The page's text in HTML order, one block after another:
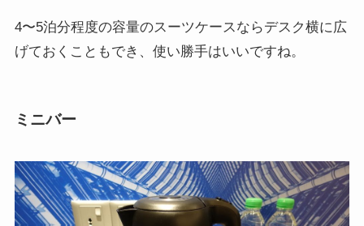
4〜5泊分程度の容量のスーツケースならデスク横に広
げておくこともでき、使い勝手はいいですね。
ミニバー